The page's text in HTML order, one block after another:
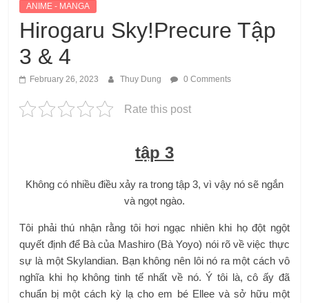
ANIME - MANGA
Hirogaru Sky!Precure Tập
3 & 4
February 26, 2023 Thuy Dung 0 Comments
Rate this post
tập 3
Không có nhiều điều xảy ra trong tập 3, vì vậy nó sẽ ngắn
và ngọt ngào.
Tôi phải thú nhận rằng tôi hơi ngạc nhiên khi họ đột ngột
quyết định để Bà của Mashiro (Bà Yoyo) nói rõ về việc thực
sự là một Skylandian. Bạn không nên lôi nó ra một cách vô
nghĩa khi họ không tinh tế nhất về nó. Ý tôi là, cô ấy đã
chuẩn bị một cách kỳ lạ cho em bé Ellee và sở hữu một